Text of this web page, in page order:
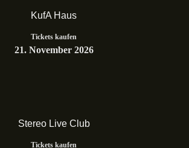
KufA Haus
Tickets kaufen
21. November 2026
Stereo Live Club
Tickets kaufen